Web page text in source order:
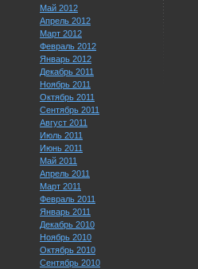
Май 2012
Апрель 2012
Март 2012
Февраль 2012
Январь 2012
Декабрь 2011
Ноябрь 2011
Октябрь 2011
Сентябрь 2011
Август 2011
Июль 2011
Июнь 2011
Май 2011
Апрель 2011
Март 2011
Февраль 2011
Январь 2011
Декабрь 2010
Ноябрь 2010
Октябрь 2010
Сентябрь 2010